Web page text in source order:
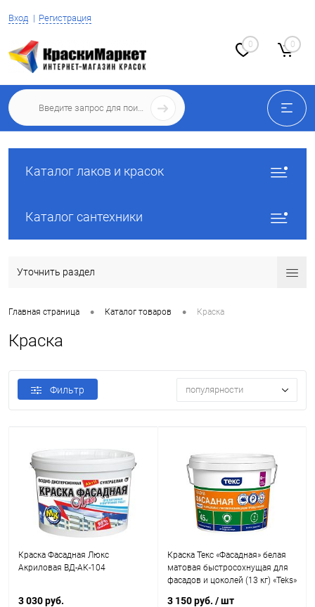
Вход Регистрация
0 0
Каталог лаков и красок
Каталог сантехники
Уточнить раздел
Главная страница • Каталог товаров • Краска
Краска
Фильтр популярности
Краска Фасадная Люкс
Акриловая ВД-АК-104
3 030 руб.
Краска Текс «Фасадная» белая
матовая быстросохнущая для
фасадов и цоколей (13 кг) «Teks»
3 150 руб. / шт